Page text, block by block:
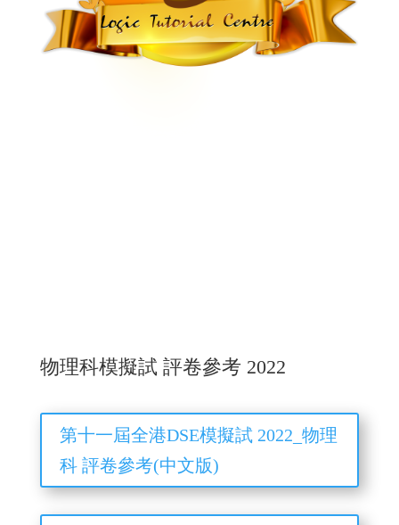
物理科模擬試 評卷參考 2022
第十一屆全港DSE模擬試 2022_物理
科 評卷參考(中文版)